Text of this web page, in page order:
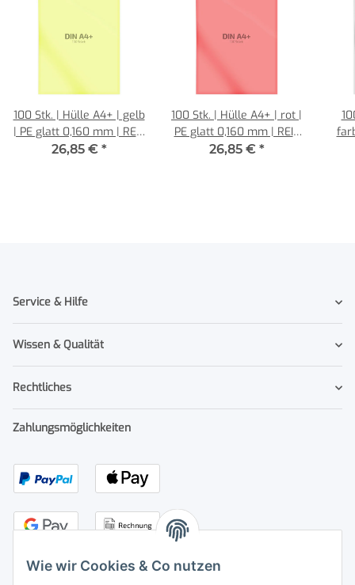
Wie wir Cookies & Co nutzen
100 Stk. | Hülle A4+ | gelb
| PE glatt 0,160 mm | REIF
Hamburg
26,85 € *
100 Stk. | Hülle A4+ | rot |
PE glatt 0,160 mm | REIF
Hamburg
26,85 € *
Service & Hilfe
Wissen & Qualität
Rechtliches
Zahlungsmöglichkeiten